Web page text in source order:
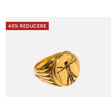
45% REDUCERE